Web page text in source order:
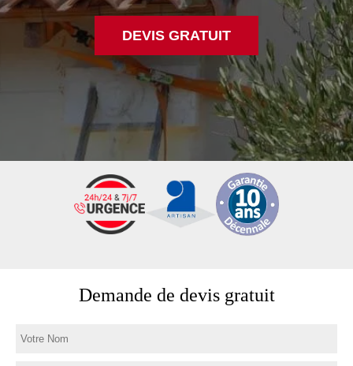
DEVIS GRATUIT
Demande de devis gratuit